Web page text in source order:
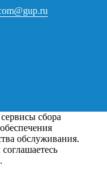
сбора
обслуживания.